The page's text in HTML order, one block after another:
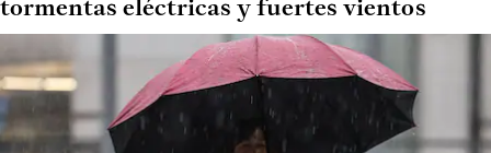
tormentas eléctricas y fuertes vientos